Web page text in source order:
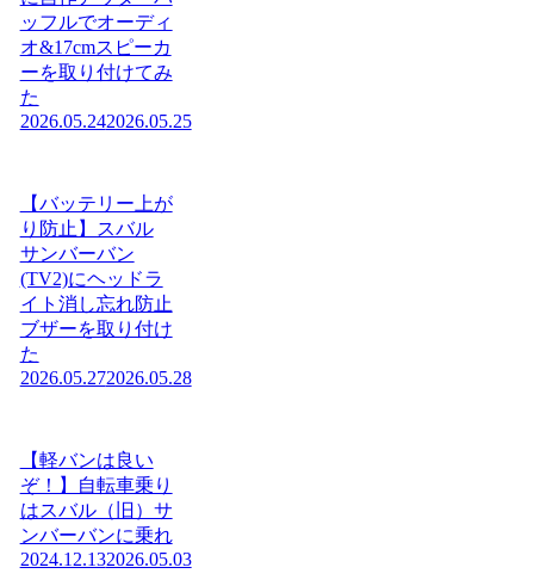
ッフルでオーディ
オ&17cmスピーカ
ーを取り付けてみ
た
2026.05.242026.05.25
【バッテリー上が
り防止】スバル
サンバーバン
(TV2)にヘッドラ
イト消し忘れ防止
ブザーを取り付け
た
2026.05.272026.05.28
【軽バンは良い
ぞ！】自転車乗り
はスバル（旧）サ
ンバーバンに乗れ
2024.12.132026.05.03